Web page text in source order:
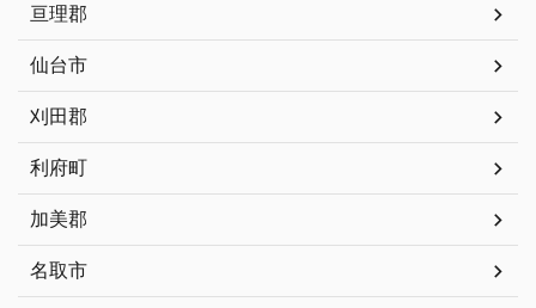
亘理郡
仙台市
刈田郡
利府町
加美郡
名取市